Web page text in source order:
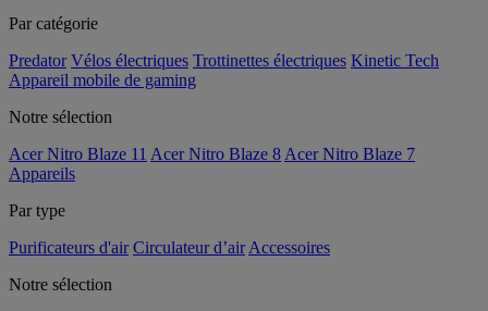
Par catégorie
Predator Vélos électriques Trottinettes électriques Kinetic Tech
Appareil mobile de gaming
Notre sélection
Acer Nitro Blaze 11 Acer Nitro Blaze 8 Acer Nitro Blaze 7
Appareils
Par type
Purificateurs d'air Circulateur d’air Accessoires
Notre sélection